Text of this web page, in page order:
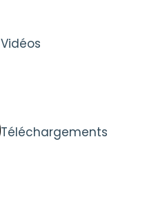
Vidéos
Téléchargements